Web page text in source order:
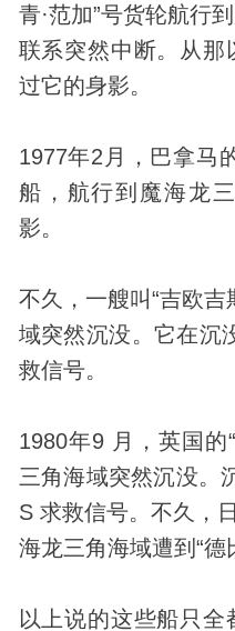
青·范加”号货轮航行
联系突然中断。从那
过它的身影。
1977年2月，巴拿马
船，航行到魔海龙
影。
不久，一艘叫“吉欧
域突然沉没。它在沉
救信号。
1980年9 月，英国的
三角海域突然沉没。
S 求救信号。不久，
海龙三角海域遭到“德
以上说的这些船只全